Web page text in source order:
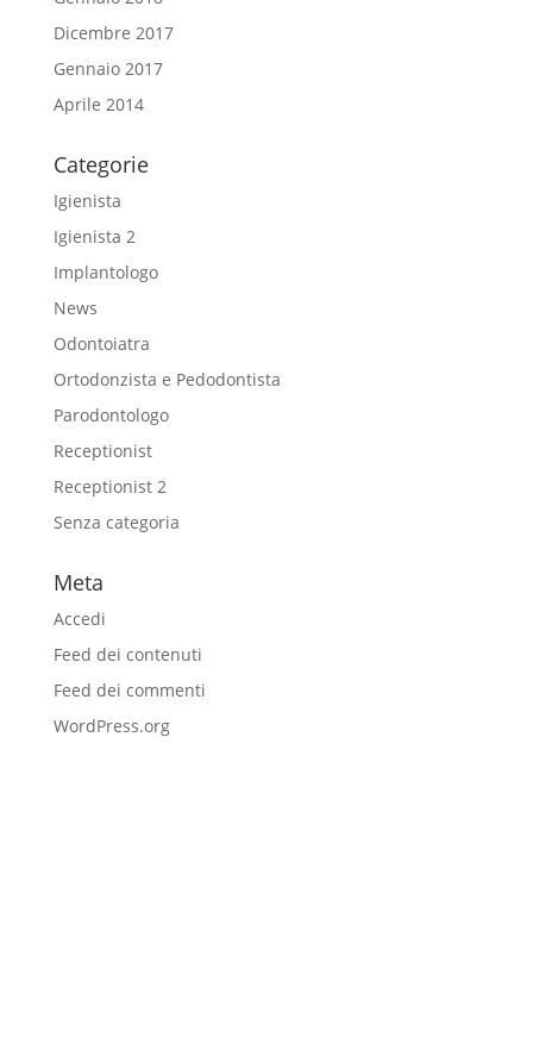
Dicembre 2017
Gennaio 2017
Aprile 2014
Categorie
Igienista
Igienista 2
Implantologo
News
Odontoiatra
Ortodonzista e Pedodontista
Parodontologo
Receptionist
Receptionist 2
Senza categoria
Meta
Accedi
Feed dei contenuti
Feed dei commenti
WordPress.org